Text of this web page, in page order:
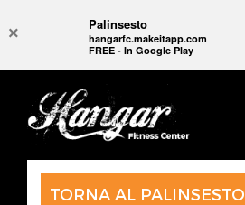
× Palinsesto
hangarfc.makeitapp.com
FREE - In Google Play
TORNA AL PALINSESTO